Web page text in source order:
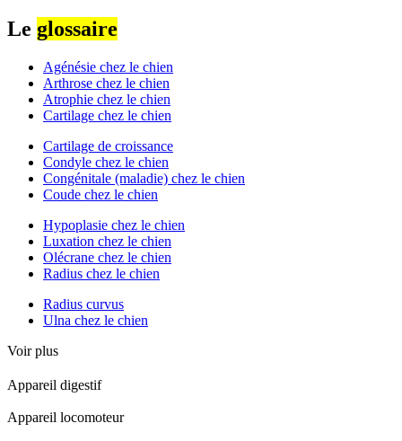
Le glossaire
Agénésie chez le chien
Arthrose chez le chien
Atrophie chez le chien
Cartilage chez le chien
Cartilage de croissance
Condyle chez le chien
Congénitale (maladie) chez le chien
Coude chez le chien
Hypoplasie chez le chien
Luxation chez le chien
Olécrane chez le chien
Radius chez le chien
Radius curvus
Ulna chez le chien
Voir plus
Appareil digestif
Appareil locomoteur